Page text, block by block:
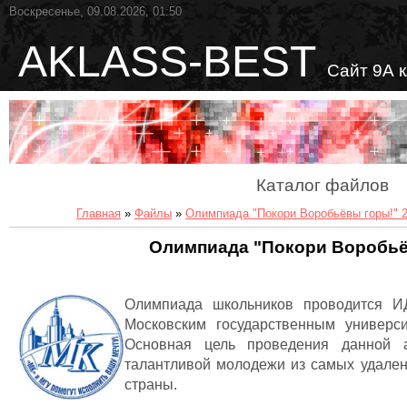
Воскресенье, 09.08.2026, 01:50
AKLASS-BEST Сайт 9А
Каталог файлов
Главная » Файлы » Олимпиада "Покори Воробьёвы горы!"
Олимпиада "Покори
Олимпиада школьников проводится
Московским государственным
Основная цель проведения
талантливой молодежи из самых
страны.